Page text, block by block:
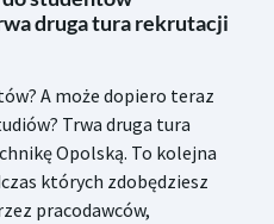
druga tura rekrutacji
A może dopiero teraz
Trwa druga tura
Opolską. To kolejna
których zdobędziesz
pracodawców,